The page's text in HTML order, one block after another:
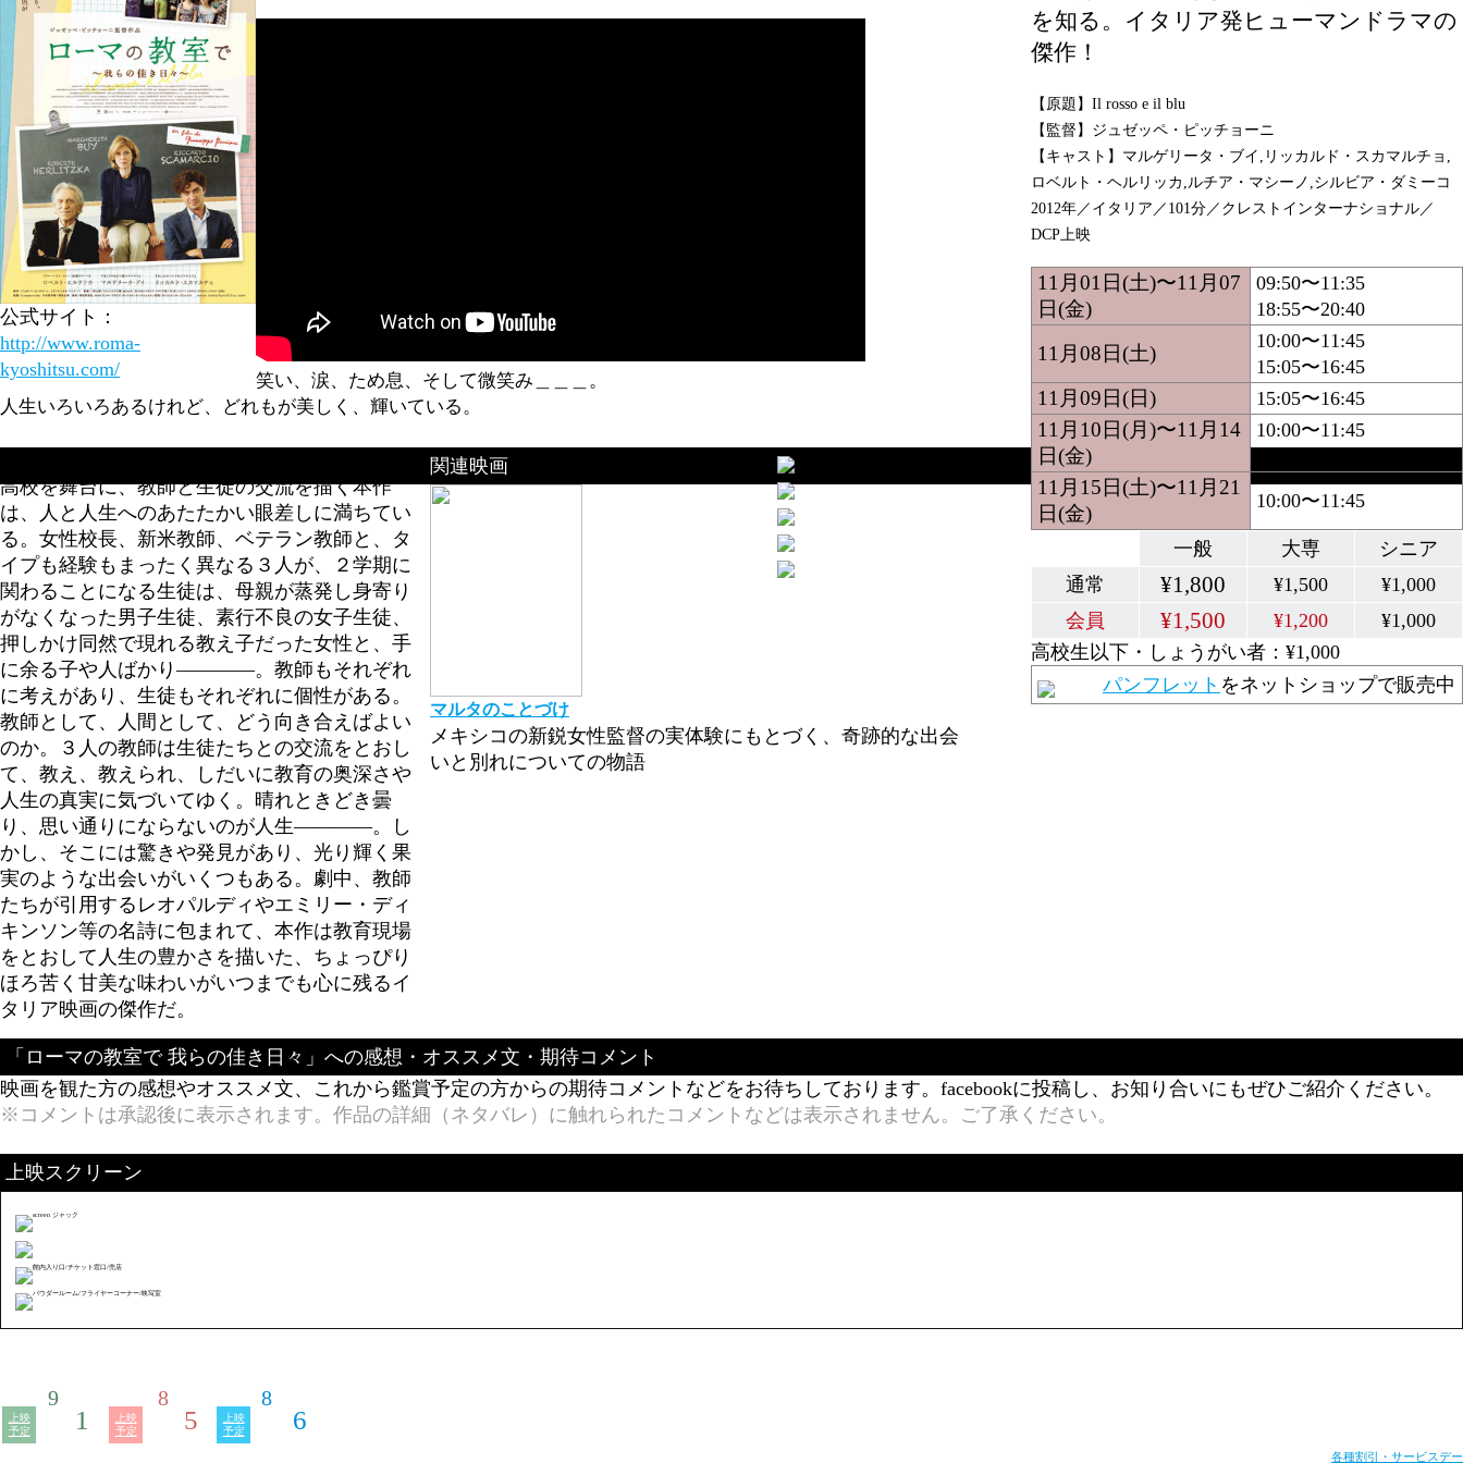
公式サイト：
http://www.roma-
kyoshitsu.com/
を知る。イタリア発ヒューマンドラマの
傑作！
【原題】Il rosso e il blu
【監督】ジュゼッペ・ピッチョーニ
【キャスト】マルゲリータ・ブイ,リッカルド・スカマルチョ,
ロベルト・ヘルリッカ,ルチア・マシーノ,シルビア・ダミーコ
2012年／イタリア／101分／クレストインターナショナル／
DCP上映
11月01日(土)〜11月07
日(金)
09:50〜11:35
18:55〜20:40
11月08日(土)
10:00〜11:45
15:05〜16:45
11月09日(日) 15:05〜16:45
11月10日(月)〜11月14
日(金)
10:00〜11:45
11月15日(土)〜11月21
日(金)
10:00〜11:45
一般 大専
シニア
通常
¥1,800 ¥1,500
¥1,000
会員
¥1,500 ¥1,200
¥1,000
高校生以下・しょうがい者：¥1,000
パンフレット をネットショップで販売中
笑い、涙、ため息、そして微笑み＿＿＿。
人生いろいろあるけれど、どれもが美しく、輝いている。
高校を舞台に、教師と生徒の交流を描く本作
は、人と人生へのあたたかい眼差しに満ちてい
る。女性校長、新米教師、ベテラン教師と、タ
イプも経験もまったく異なる３人が、２学期に
関わることになる生徒は、母親が蒸発し身寄り
がなくなった男子生徒、素行不良の女子生徒、
押しかけ同然で現れる教え子だった女性と、手
に余る子や人ばかり――――。教師もそれぞれ
に考えがあり、生徒もそれぞれに個性がある。
教師として、人間として、どう向き合えばよい
のか。３人の教師は生徒たちとの交流をとおし
て、教え、教えられ、しだいに教育の奥深さや
人生の真実に気づいてゆく。晴れときどき曇
り、思い通りにならないのが人生――――。し
かし、そこには驚きや発見があり、光り輝く果
実のような出会いがいくつもある。劇中、教師
たちが引用するレオパルディやエミリー・ディ
キンソン等の名詩に包まれて、本作は教育現場
をとおして人生の豊かさを描いた、ちょっぴり
ほろ苦く甘美な味わいがいつまでも心に残るイ
タリア映画の傑作だ。
関連映画
マルタのことづけ
メキシコの新鋭女性監督の実体験にもとづく、奇跡的な出会
いと別れについての物語
「ローマの教室で 我らの佳き日々」への感想・オススメ文・期待コメント
映画を観た方の感想やオススメ文、これから鑑賞予定の方からの期待コメントなどをお待ちしております。facebookに投稿し、お知り合いにもぜひご紹介ください。
※コメントは承認後に表示されます。作品の詳細（ネタバレ）に触れられたコメントなどは表示されません。ご了承ください。
上映スクリーン
上映
予定
9
1
上映
予定
8
5
上映
予定
8
6
各種割引・サービスデー